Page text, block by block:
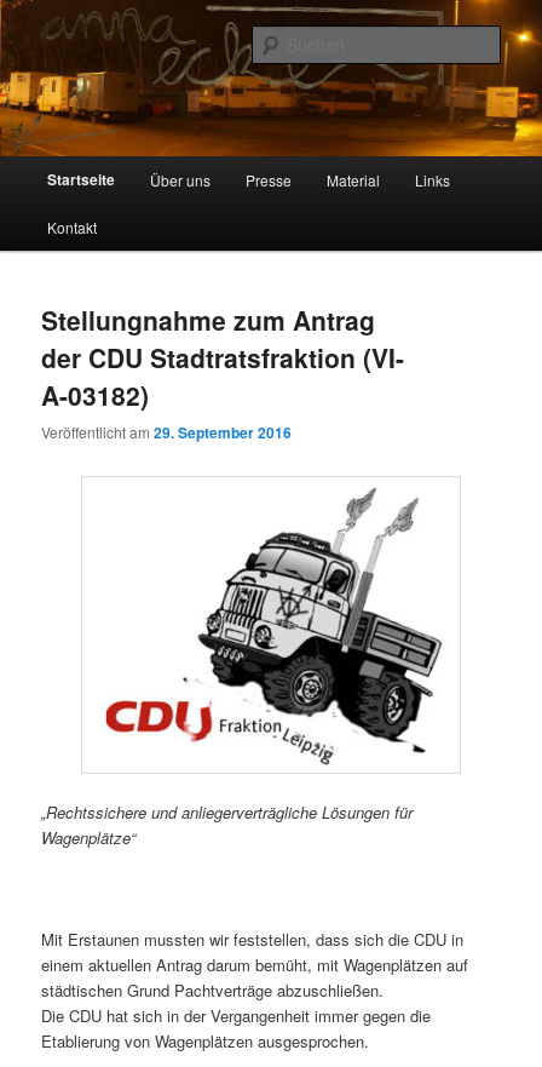
Zum
primären
Inhalt
springen
Zum
sekundären
Inhalt
springenAnna Ecke
Wagenplatz Anna Ecke
HauptmenüStartseite Über uns Presse Material Links
Kontakt
Stellungnahme zum Antrag
der CDU Stadtratsfraktion (VI-
A-03182)
Veröffentlicht am29. September 2016
„Rechtssichere und anliegerverträgliche Lösungen für
Wagenplätze“
Mit Erstaunen mussten wir feststellen, dass sich die CDU in
einem aktuellen Antrag darum bemüht, mit Wagenplätzen auf
städtischen Grund Pachtverträge abzuschließen.
Die CDU hat sich in der Vergangenheit immer gegen die
Etablierung von Wagenplätzen ausgesprochen.